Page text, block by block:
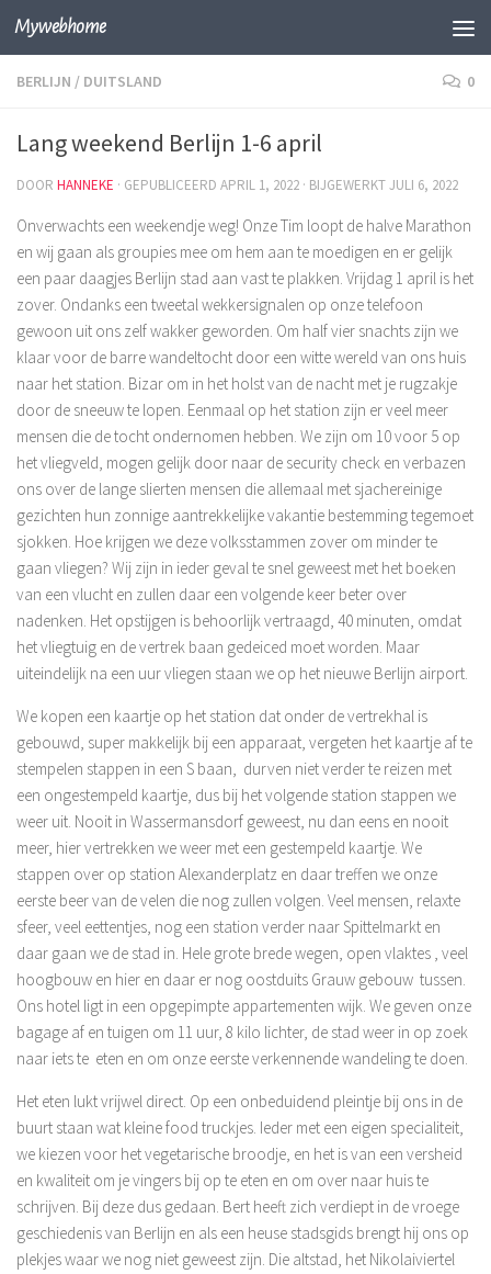
Skip to content
Mywebhome
BERLIJN / DUITSLAND 0
Lang weekend Berlijn 1-6 april
DOOR HANNEKE · GEPUBLICEERD APRIL 1, 2022 · BIJGEWERKTJULI 6, 2022
Onverwachts een weekendje weg! Onze Tim loopt de halve Marathon
en wij gaan als groupies mee om hem aan te moedigen en er gelijk
een paar daagjes Berlijn stad aan vast te plakken. Vrijdag 1 april is het
zover. Ondanks een tweetal wekkersignalen op onze telefoon
gewoon uit ons zelf wakker geworden. Om half vier snachts zijn we
klaar voor de barre wandeltocht door een witte wereld van ons huis
naar het station. Bizar om in het holst van de nacht met je rugzakje
door de sneeuw te lopen. Eenmaal op het station zijn er veel meer
mensen die de tocht ondernomen hebben. We zijn om 10 voor 5 op
het vliegveld, mogen gelijk door naar de security check en verbazen
ons over de lange slierten mensen die allemaal met sjachereinige
gezichten hun zonnige aantrekkelijke vakantie bestemming tegemoet
sjokken. Hoe krijgen we deze volksstammen zover om minder te
gaan vliegen? Wij zijn in ieder geval te snel geweest met het boeken
van een vlucht en zullen daar een volgende keer beter over
nadenken. Het opstijgen is behoorlijk vertraagd, 40 minuten, omdat
het vliegtuig en de vertrek baan gedeiced moet worden. Maar
uiteindelijk na een uur vliegen staan we op het nieuwe Berlijn airport.
We kopen een kaartje op het station dat onder de vertrekhal is
gebouwd, super makkelijk bij een apparaat, vergeten het kaartje af te
stempelen stappen in een S baan, durven niet verder te reizen met
een ongestempeld kaartje, dus bij het volgende station stappen we
weer uit. Nooit in Wassermansdorf geweest, nu dan eens en nooit
meer, hier vertrekken we weer met een gestempeld kaartje. We
stappen over op station Alexanderplatz en daar treffen we onze
eerste beer van de velen die nog zullen volgen. Veel mensen, relaxte
sfeer, veel eettentjes, nog een station verder naar Spittelmarkt en
daar gaan we de stad in. Hele grote brede wegen, open vlaktes , veel
hoogbouw en hier en daar er nog oostduits Grauw gebouw tussen.
Ons hotel ligt in een opgepimpte appartementen wijk. We geven onze
bagage af en tuigen om 11 uur, 8 kilo lichter, de stad weer in op zoek
naar iets te eten en om onze eerste verkennende wandeling te doen.
Het eten lukt vrijwel direct. Op een onbeduidend pleintje bij ons in de
buurt staan wat kleine food truckjes. Ieder met een eigen specialiteit,
we kiezen voor het vegetarische broodje, en het is van een versheid
en kwaliteit om je vingers bij op te eten en om over naar huis te
schrijven. Bij deze dus gedaan. Bert heeft zich verdiept in de vroege
geschiedenis van Berlijn en als een heuse stadsgids brengt hij ons op
plekjes waar we nog niet geweest zijn. Die altstad, het Nikolaiviertel